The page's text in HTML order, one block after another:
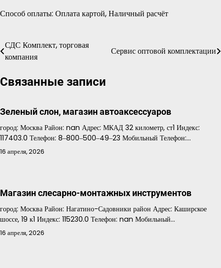
Способ оплаты: Оплата картой, Наличный расчёт
Навигация
записям
СДС Комплект, торговая
компания
Сервис оптовой комплектации
Связанные записи
Зеленый слон, магазин автоаксессуаров
город: Москва Район: nan Адрес: МКАД 32 километр, ст1 Индекс:
117403.0 Телефон: 8‒800‒500‒49‒23 Мобильный Телефон:…
16 апреля, 2026
Магазин слесарно-монтажных инструментов
город: Москва Район: Нагатино-Садовники район Адрес: Каширское
шоссе, 19 к1 Индекс: 115230.0 Телефон: nan Мобильный…
16 апреля, 2026